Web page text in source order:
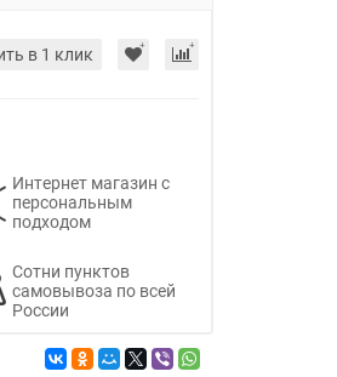
в 1 клик
Интернет магазин с
персональным
подходом
Сотни пунктов
самовывоза по всей
России